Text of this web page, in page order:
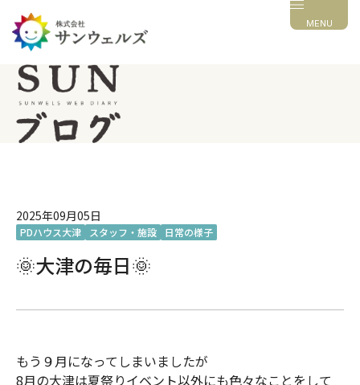
MENU
2025年09月05日
PDハウス大津 スタッフ・施設 日常の様子
🌞大津の毎日🌞
もう９月になってしまいましたが
8月の大津は夏祭りイベント以外にも色々なことをして